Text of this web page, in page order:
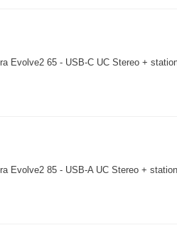
Evolve2 65 - USB-C UC Stereo +
Evolve2 85 - USB-A UC Stereo +